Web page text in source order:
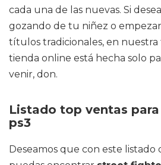
cada una de las nuevas. Si
gozando de tu niñez o
títulos tradicionales, en
tienda online está hecha solo
venir, don.
Listado top ventas
ps3
Deseamos que con este